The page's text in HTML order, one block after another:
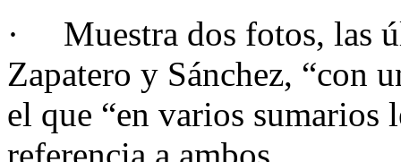
· Muestra dos fotos, las
Zapatero y Sánchez, “con
el que “en varios